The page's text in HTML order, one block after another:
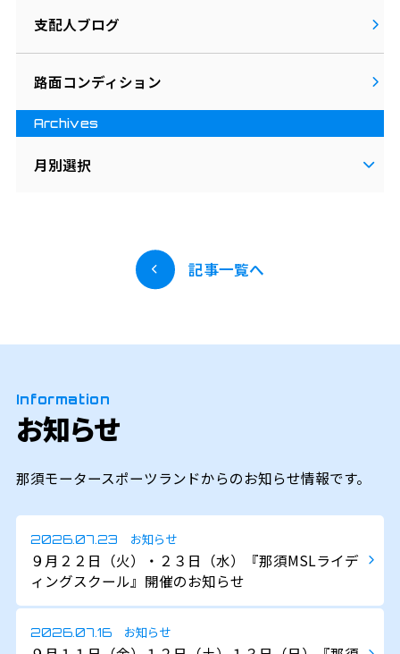
支配人ブログ
路面コンディション
Archives
月別選択
記事一覧へ
Information
お知らせ
那須モータースポーツランドからのお知らせ情報です。
2026.07.23 お知らせ
９月２２日（火）・２３日（水）『那須MSLライデ
ィングスクール』開催のお知らせ
2026.07.16 お知らせ